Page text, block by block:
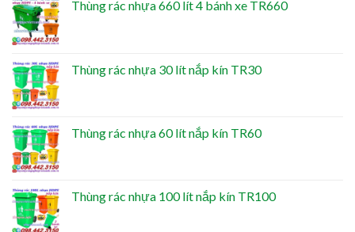
Thùng rác nhựa 660 lít 4 bánh xe TR660
Thùng rác nhựa 30 lít nắp kín TR30
Thùng rác nhựa 60 lít nắp kín TR60
Thùng rác nhựa 100 lít nắp kín TR100